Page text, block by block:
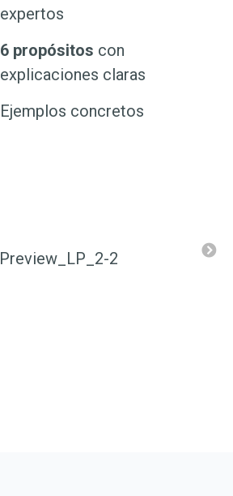
expertos
6 propósitos con
explicaciones claras
Ejemplos concretos